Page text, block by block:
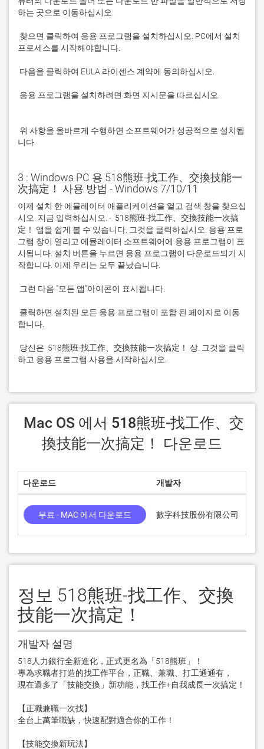
니다.
3 : Windows PC 용 518熊班-找工作、交換技能一
次搞定！ 사용 방법 - Windows 7/10/11
이제 설치 한 에뮬레이터 애플리케이션을 열고 검색 창을 찾으십
시오. 지금 입력하십시오. -  518熊班-找工作、交換技能一次搞
定！ 앱을 쉽게 볼 수 있습니다. 그것을 클릭하십시오. 응용 프로
그램 창이 열리고 에뮬레이터 소프트웨어에 응용 프로그램이 표
시됩니다. 설치 버튼을 누르면 응용 프로그램이 다운로드되기 시
하고 응용 프로그램 사용을 시작하십시오.
換技能一次搞定！ 다운로드
다운로드 개발자
무료 - MAC 에서 다운로드 數字科技股份有限公司
정보 518熊班-找工作、交換
技能一次搞定！
개발자 설명
518人力銀行全新進化，正式更名為「518熊班」！
專為求職者打造的找工作平台，正職、兼職、打工通通有，
現在還多了「技能交換」新功能，找工作+自我成長一次搞定！
【正職兼職一次找】
全台上萬筆職缺，快速配對適合你的工作！
【技能交換新玩法】